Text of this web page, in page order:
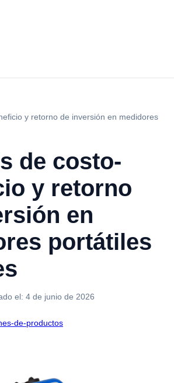
y retorno de inversión en medidores
de costo-
y retorno
en
portátiles
el: 4 de junio de 2026
de-productos